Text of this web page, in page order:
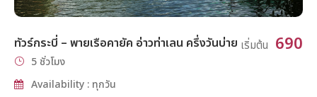
ทัวร์กระบี่ – พายเรือคายัค อ่าวท่าเลน ครึ่งวันบ่าย เริ่มต้น 690
5 ชั่วโมง
Availability : ทุกวัน